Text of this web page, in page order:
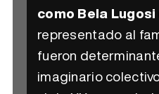
como Bela Lugosi
representado al
fueron
imaginario